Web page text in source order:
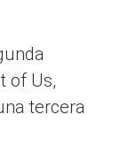
of Us,
tercera